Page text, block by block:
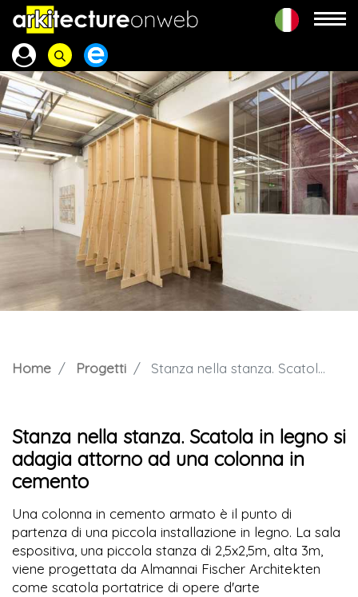
Home Progetti Stanza nella stanza. Scatola in legno si adagia attorno ad una colonna in cemento
Stanza nella stanza. Scatola in legno si
adagia attorno ad una colonna in
cemento
Una colonna in cemento armato è il punto di
partenza di una piccola installazione in legno. La sala
espositiva, una piccola stanza di 2,5x2,5m, alta 3m,
viene progettata da Almannai Fischer Architekten
come scatola portatrice di opere d'arte